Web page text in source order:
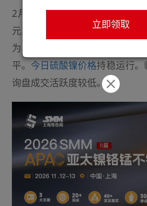
2月8日，SMM电池级硫酸镍指
元/吨，较前一工作日持平，
为26800-27600元/吨，均价
平。 今日硫酸镍价格持稳运行。
询盘成交活跃度较低。
立即领取